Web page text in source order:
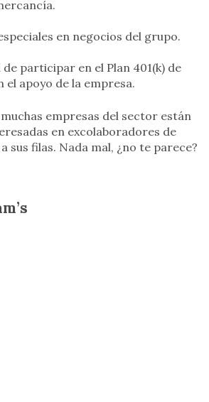
en negocios del grupo.
participar en el Plan 401(k) de
el apoyo de la empresa.
empresas del sector están
en excolaboradores de
sus filas. Nada mal, ¿no te parece?